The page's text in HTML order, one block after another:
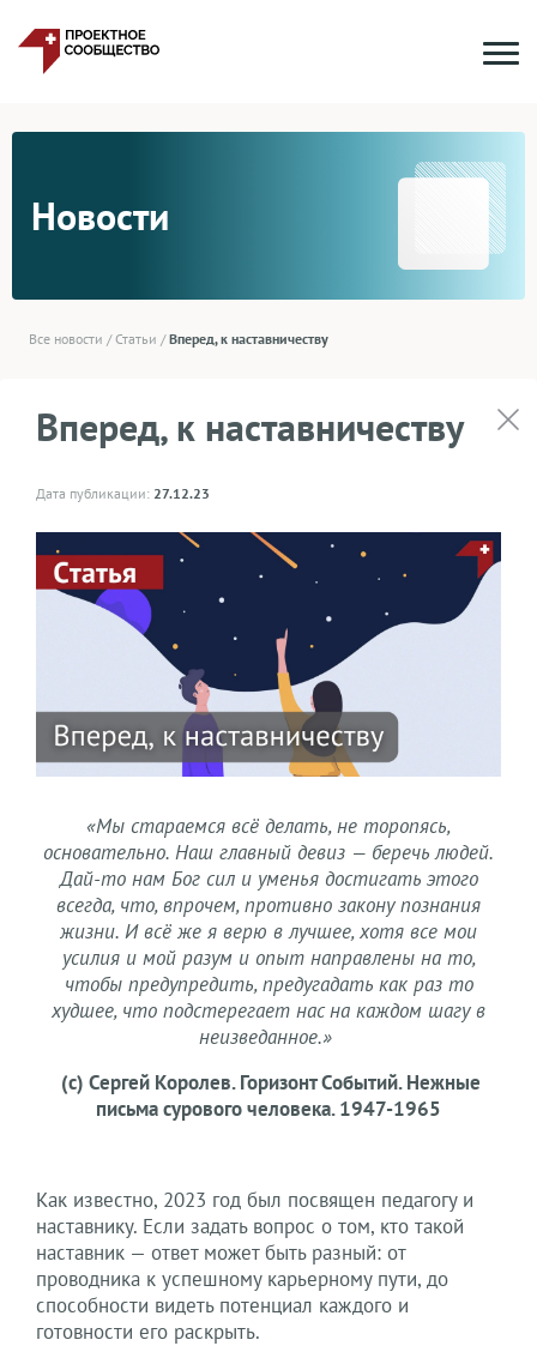
Новости
Все новости /Статьи /Вперед, к наставничеству
Вперед, к наставничеству
Дата публикации: 27.12.23
«Мы стараемся всё делать, не торопясь,
основательно. Наш главный девиз — беречь людей.
Дай-то нам Бог сил и уменья достигать этого
всегда, что, впрочем, противно закону познания
жизни. И всё же я верю в лучшее, хотя все мои
усилия и мой разум и опыт направлены на то,
чтобы предупредить, предугадать как раз то
худшее, что подстерегает нас на каждом шагу в
неизведанное.»
(с) Сергей Королев. Горизонт Событий. Нежные
письма сурового человека. 1947-1965
Как известно, 2023 год был посвящен педагогу и
наставнику. Если задать вопрос о том, кто такой
наставник — ответ может быть разный: от
проводника к успешному карьерному пути, до
способности видеть потенциал каждого и
готовности его раскрыть.